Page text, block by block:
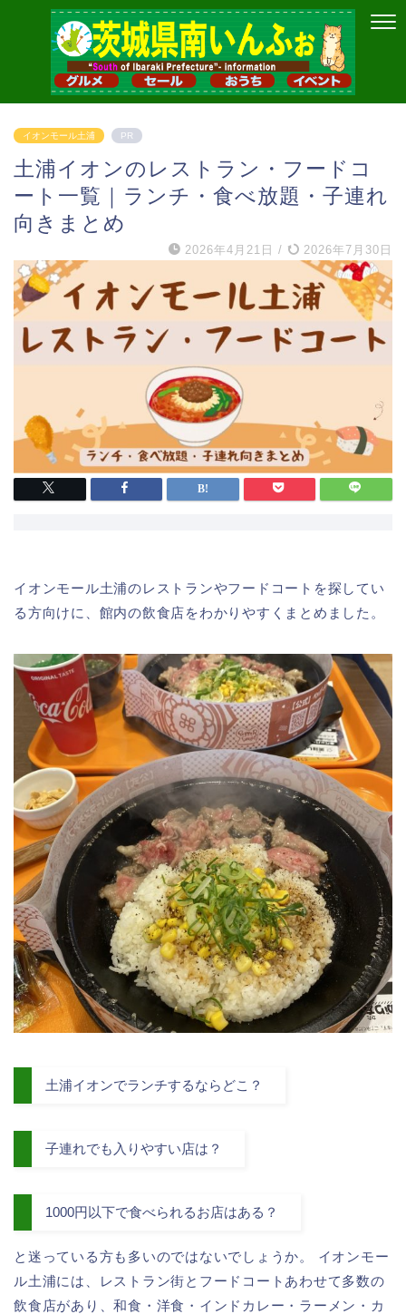
イオンモール土浦 PR
土浦イオンのレストラン・フードコ
ート一覧｜ランチ・食べ放題・子連れ
向きまとめ
2026年4月21日 / 2026年7月30日
イオンモール土浦のレストランやフードコートを探してい
る方向けに、館内の飲食店をわかりやすくまとめました。
土浦イオンでランチするならどこ？
子連れでも入りやすい店は？
1000円以下で食べられるお店はある？
と迷っている方も多いのではないでしょうか。 イオンモー
ル土浦には、レストラン街とフードコートあわせて多数の
飲食店があり、和食・洋食・インドカレー・ラーメン・カ